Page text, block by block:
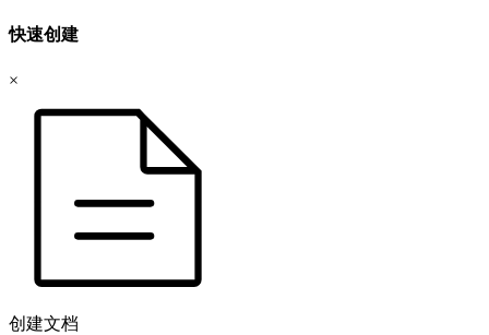
快速创建
×
创建文档